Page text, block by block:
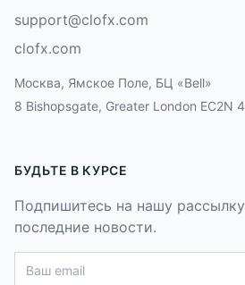
support@clofx.com
clofx.com
Москва, Ямское Поле, БЦ «Bell»
8 Bishopsgate, Greater London EC2N
БУДЬТЕ В КУРСЕ
Подпишитесь на нашу
последние новости.